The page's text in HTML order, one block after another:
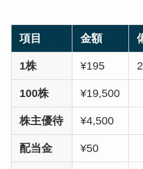
項目 金額
1株 ¥195
100株 ¥19,500
株主優待 ¥4,500
配当金 ¥50